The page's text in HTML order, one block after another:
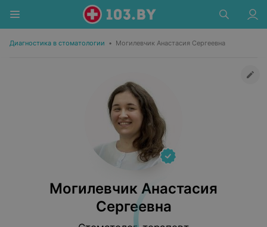
Диагностика в стоматологии • Могилевчик Анастасия Сергеевна
Могилевчик Анастасия
Сергеевна